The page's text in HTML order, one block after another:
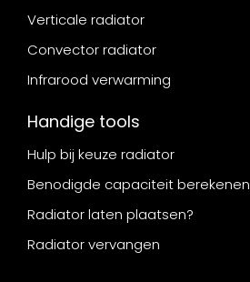
Verticale radiator
Convector radiator
Infrarood verwarming
Handige tools
Hulp bij keuze radiator
Benodigde capaciteit berekenen
Radiator laten plaatsen?
Radiator vervangen